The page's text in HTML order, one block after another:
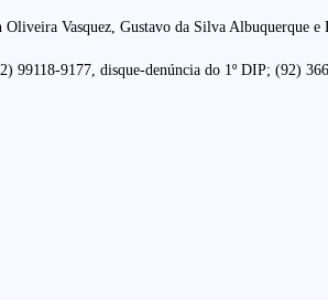
Vasquez, Gustavo da Silva Albuquerque
99118-9177, disque-denúncia do 1º DIP; (92)